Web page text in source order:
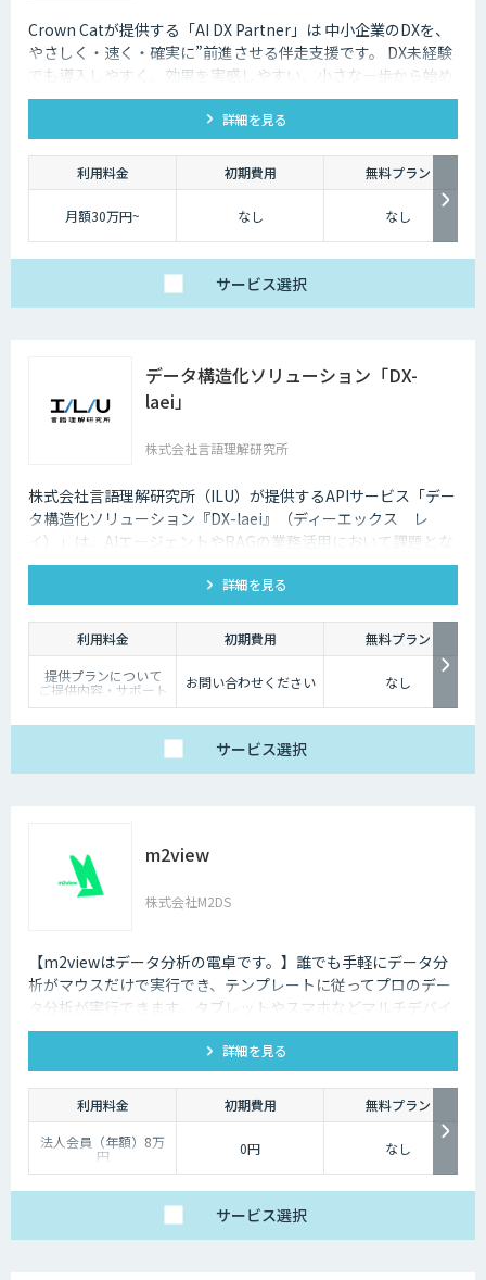
Crown Catが提供する「AI DX Partner」は 中小企業のDXを、
やさしく・速く・確実に”前進させる伴走支援です。 DX未経験
でも導入しやすく、効果を実感しやすい、小さな一歩から始め
るDX支援サービスです。 AI DX Partnerは、大手企業のDX支援
で培ったノウハウをベースに、 地方・中小企業のための“現実
的なDX”を設計・実装・運用まで一貫して支援いたします。 私
たちは、コンサル×開発×AIの力で、現場に寄り添った 『ちょ
うどいいDX』を実現します。
詳細を見る
利用料金 初期費用 無料プラン
月額30万円~ なし なし
サービス選択
データ構造化ソリューション「DX-
laei」
株式会社言語理解研究所
株式会社言語理解研究所（ILU）が提供するAPIサービス「デー
タ構造化ソリューション『DX-laei』（ディーエックス レ
イ）」は、AIエージェントやRAGの業務活用において課題とな
る「回答精度の低さ」や「利用者にプロンプト知識が求められ
る」といった運用上の問題に対し、日本語に特化した自然言語
処理技術でアプローチします。 「DX-laei」は、ドキュメント
の構造化処理に加え、ユーザーの質問意図を意味的に再構成
し、最適な検索クエリへ変換する機能を備えています。これに
より、生成AIの精度を左右する“入力精度”と“検索対象の整
備”の両面から、RAGやAIエージェントの回答品質を向上させ
ます。
詳細を見る
利用料金 初期費用
無料プラン
提供プランについて
ご提供内容・サポート
範囲の違いに応じて、
汎用的な高精度ドキュ
DX-laeiの基本的な機能
を、高精度でありなが
らコストを抑えてご利
用いただけます。
イズ（辞書構築・AI学
習）に対応したプラ
ン。
個社最適化すること
が含まれたドキュメン
【プレミアム】
アドバンスの内容に加
え、より高度なカスタ
マイズ（高精度AI学
習・フォロー支援）に
対応するプラン。
販売サービス連携やオ
ベーシックプランは、
お問い合わせください なし
サービス選択
m2view
株式会社M2DS
【m2viewはデータ分析の電卓です。】誰でも手軽にデータ分
析がマウスだけで実行でき、テンプレートに従ってプロのデー
タ分析が実行できます。タブレットやスマホなどマルチデバイ
ス対応で、ブラウザから利用できます。現状分析や需要予測な
ど高度なデータ分析があなたの社内で実現できます。
詳細を見る
利用料金 初期費用
無料プラン
法人会員（年額）8万
円 0円 なし
サービス選択